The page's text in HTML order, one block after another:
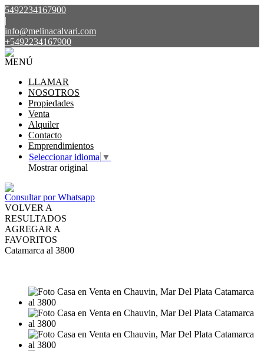
5492234167900
|
info@melinacalvari.com
+5492234167900
MENÚ
LLAMAR
NOSOTROS
Propiedades
Venta
Alquiler
Contacto
Emprendimientos
Seleccionar idioma ▼
Mostrar original
Consultar por Whatsapp
VOLVER A
RESULTADOS
AGREGAR A
FAVORITOS
Catamarca al 3800